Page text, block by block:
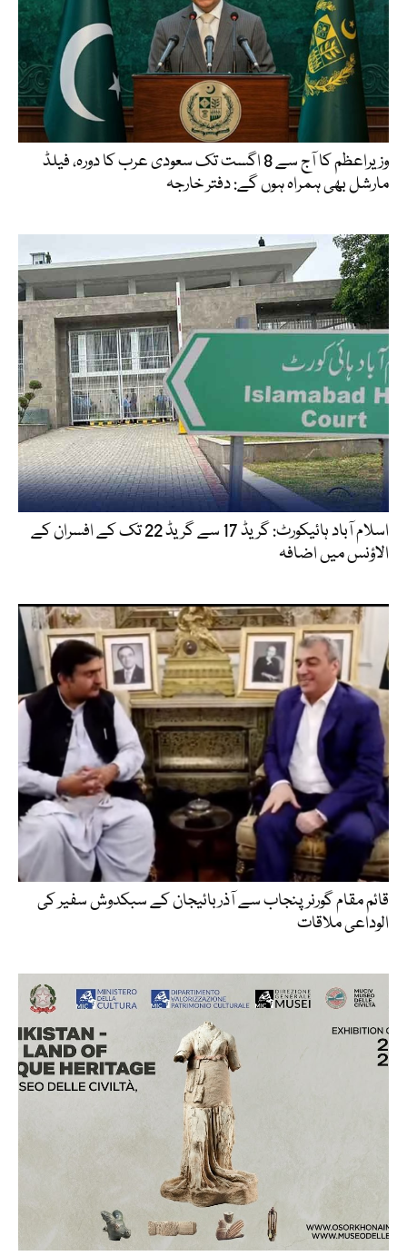
وزیراعظم کا آج سے 8 اگست تک سعودی عرب کا دورہ، فیلڈ
مارشل بھی ہمراہ ہوں گے: دفتر خارجہ
اسلام آباد ہائیکورٹ: گریڈ 17 سے گریڈ 22 تک کے افسران کے
الاؤنس میں اضافہ
قائم مقام گورنر پنجاب سے آذربائیجان کے سبکدوش سفیر کی
الوداعی ملاقات